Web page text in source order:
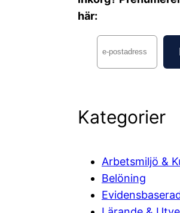
här:
Kategorier
Arbetsmiljö &
Belöning